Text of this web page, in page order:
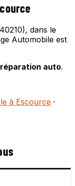
dans le
Automobile est
auto.
à Escource ·